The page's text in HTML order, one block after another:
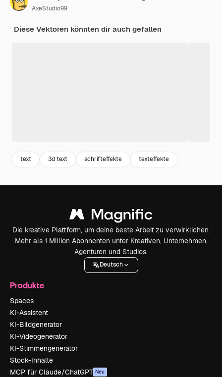
AxeStudio99
Diese Vektoren könnten dir auch gefallen
text 3d text schrifteffekte texteffekte
Die kreative Plattform, um deine beste Arbeit zu verwirklichen.
Mehr als 1 Million Abonnenten unter Kreativen, Unternehmen,
Agenturen und Studios.
Deutsch
Produkte
Spaces
KI-Assistent
KI-Bildgenerator
KI-Videogenerator
KI-Stimmengenerator
Stock-Inhalte
MCP für Claude/ChatGPT Neu